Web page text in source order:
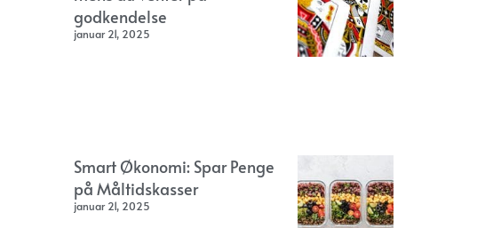
godkendelse
januar 21, 2025
Smart Økonomi: Spar Penge
på Måltidskasser
januar 21, 2025